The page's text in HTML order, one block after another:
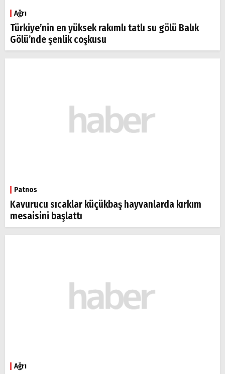
Ağrı
Türkiye’nin en yüksek rakımlı tatlı su gölü Balık
Gölü’nde şenlik coşkusu
Patnos
Kavurucu sıcaklar küçükbaş hayvanlarda kırkım
mesaisini başlattı
Ağrı